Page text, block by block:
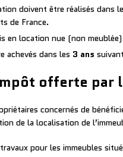
doivent être réalisés dans
de France.
en location nue (non
achevés dans les 3 ans
offerte par
concernés de
de la localisation de
pour les immeubles